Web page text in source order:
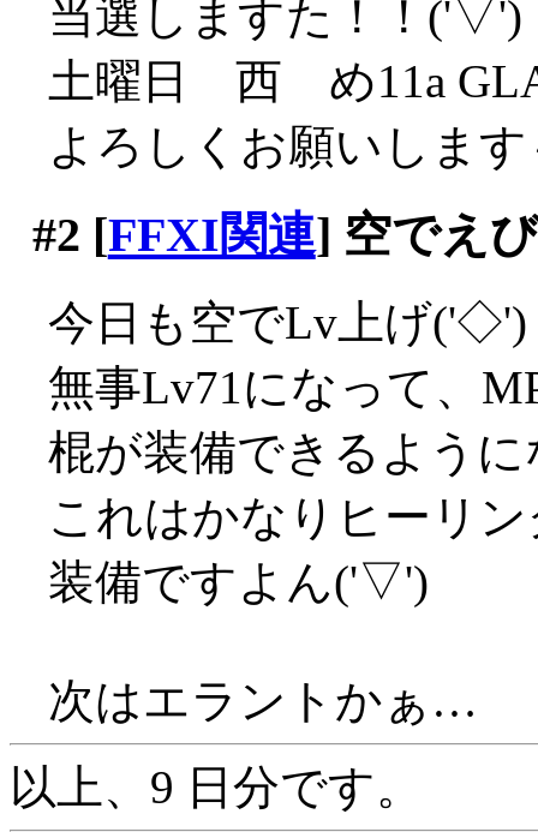
当選しますた！！('▽')
土曜日 西 め11a
よろしくお願いしま
#2 [FFXI関連] 空でえ
今日も空でLv上げ('◇')
無事Lv71になって、
棍が装備できるよう
これはかなりヒーリ
装備ですよん('▽')
次はエラントかぁ…
以上、9 日分です。